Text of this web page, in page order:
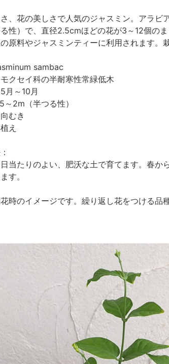
、花の美しさで人気のジャスミン。アラ
性）で、直径2.5cmほどの花が3～12個の
原料やジャスミンティーに利用されます。
sambac
クセイ科の半耐寒性常緑低木
月～10月
～2m（半つる性）
むき
え
当たりのよい、肥沃な土で育てます。春
す。
時のイメージです。繰り返し花をつける品